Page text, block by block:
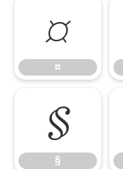
¤
¤
§
§